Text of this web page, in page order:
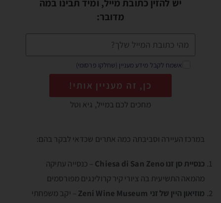
יש להזין כתובת מייל, ומיד תבינו במה
מדובר:
אשמח לקבל מידע מעניין (שחלקו פרסומי)
כן, זה מעניין אותי!
מחכים לכם במייל, גיא וטל
במרכז העיירה וסביבתה כמה אתרים שכדאי לבקר בהם:
כנסיית סן זנו Chiesa di San Zeno
– כנסייה עתיקה
מהמאה התשיעית בה ציורי קיר קרולינגים מפורסמים
מוזיאון היין של זני Zeni Wine Museum – יקב משפחתי